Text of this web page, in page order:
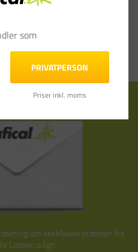
om eksklusive præmier fra
Lassen o.lign.
som
PRIVATPERSON
Priser inkl. moms